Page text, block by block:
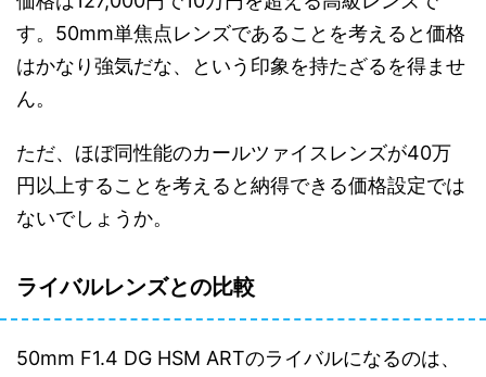
す。50mm単焦点レンズであることを考えると価格
はかなり強気だな、という印象を持たざるを得ませ
ん。
ただ、ほぼ同性能のカールツァイスレンズが40万
円以上することを考えると納得できる価格設定では
ないでしょうか。
ライバルレンズとの比較
50mm F1.4 DG HSM ARTのライバルになるのは、